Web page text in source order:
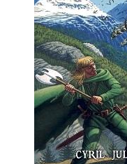
Dadi
Accessori
Giocattoli e Gadget
Offerte del Dragone